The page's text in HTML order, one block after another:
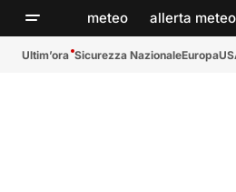
meteo allerta meteo
Ultim’ora Sicurezza NazionaleEuropa